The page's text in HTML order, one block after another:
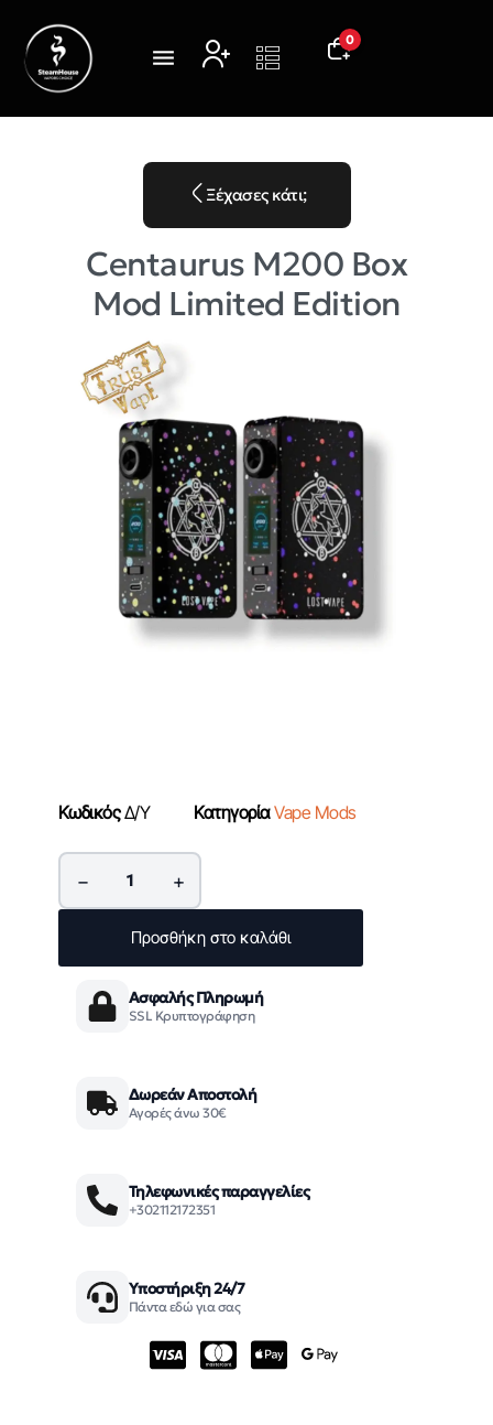
0
Ξέχασες κάτι;
Centaurus M200 Box
Mod Limited Edition
ΚωδικόςΔ/Υ ΚατηγορίαVape Mods
− +
Προσθήκη στο καλάθι
Ασφαλής Πληρωμή
SSL Κρυπτογράφηση
Δωρεάν Αποστολή
Αγορές άνω 30€
Τηλεφωνικές παραγγελίες
+302112172351
Υποστήριξη 24/7
Πάντα εδώ για σας